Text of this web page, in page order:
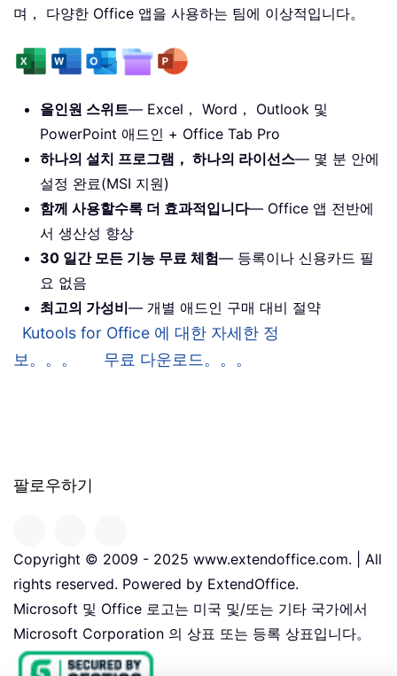
며， 다양한 Office 앱을 사용하는 팀에 이상적입니다。
올인원 스위트— Excel， Word， Outlook 및
PowerPoint 애드인 + Office Tab Pro
하나의 설치 프로그램， 하나의 라이선스— 몇 분 안에
설정 완료(MSI 지원)
함께 사용할수록 더 효과적입니다— Office 앱 전반에
서 생산성 향상
30 일간 모든 기능 무료 체험— 등록이나 신용카드 필
요 없음
최고의 가성비— 개별 애드인 구매 대비 절약
Kutools for Office 에 대한 자세한 정
보。。。
무료 다운로드。。。
팔로우하기
Copyright © 2009 - 2025 www.extendoffice.com. | All
rights reserved. Powered by ExtendOffice.
Microsoft 및 Office 로고는 미국 및/또는 기타 국가에서
Microsoft Corporation 의 상표 또는 등록 상표입니다。